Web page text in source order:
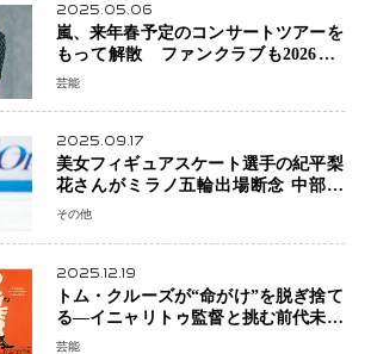
2025.05.06
嵐、来年春予定のコンサートツアーを
もって解散 ファンクラブも2026年5
月末で活動終了
芸能
2025.09.17
美女フィギュアスケート選手の紀平梨
花さんがミラノ五輪出場断念 中部選
手権欠場を発表「安全最優先の判断」
その他
2025.12.19
トム・クルーズが“命がけ”を脱ぎ捨て
る―イニャリトゥ監督と挑む前代未聞
の大惨事コメディ「DIGGER ディガ
芸能